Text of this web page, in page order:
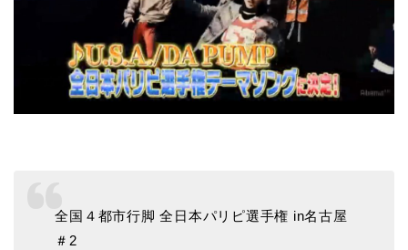
全国４都市行脚 全日本パリピ選手権 in名古屋
＃2